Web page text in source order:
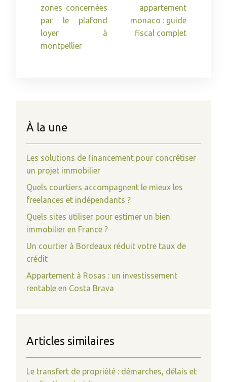
zones concernées
par le plafond
loyer à
montpellier
appartement
monaco : guide
fiscal complet
À la une
Les solutions de financement pour concrétiser
un projet immobilier
Quels courtiers accompagnent le mieux les
freelances et indépendants ?
Quels sites utiliser pour estimer un bien
immobilier en France ?
Un courtier à Bordeaux réduit votre taux de
crédit
Appartement à Rosas : un investissement
rentable en Costa Brava
Articles similaires
Le transfert de propriété : démarches, délais et